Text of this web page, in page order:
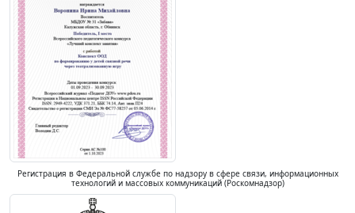
Регистрация в Федеральной службе по надзору в сфере связи, информационных
технологий и массовых коммуникаций (Роскомнадзор)